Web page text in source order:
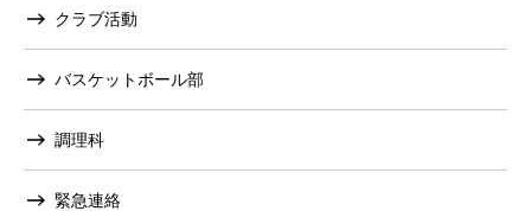
クラブ活動
バスケットボール部
調理科
緊急連絡